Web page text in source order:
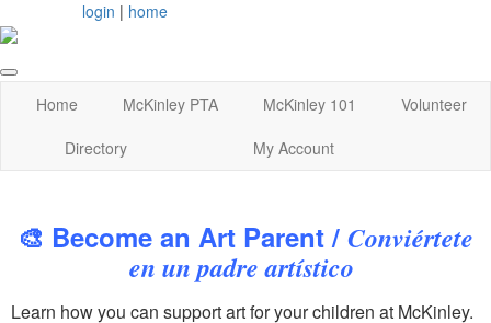
login | home
Home McKinley PTA McKinley 101
Volunteer
Directory
My Account
🎨 Become an Art Parent / Conviértete
en un padre artístico
Learn how you can support art for your children at McKinley.